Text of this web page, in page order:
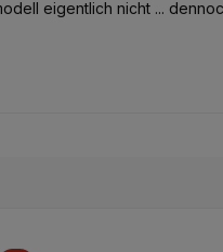
eigentlich nicht ...